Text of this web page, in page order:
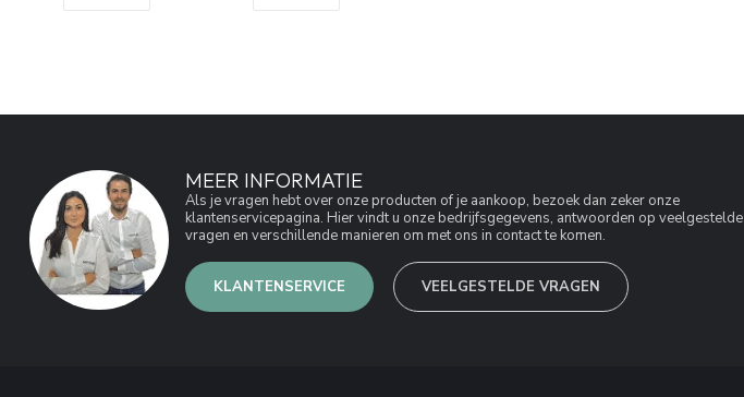
MEER INFORMATIE
Als je vragen hebt over onze producten of je aankoop, bezoek dan zeker onze
klantenservicepagina. Hier vindt u onze bedrijfsgegevens, antwoorden op veelgestelde
vragen en verschillende manieren om met ons in contact te komen.
KLANTENSERVICE VEELGESTELDE VRAGEN